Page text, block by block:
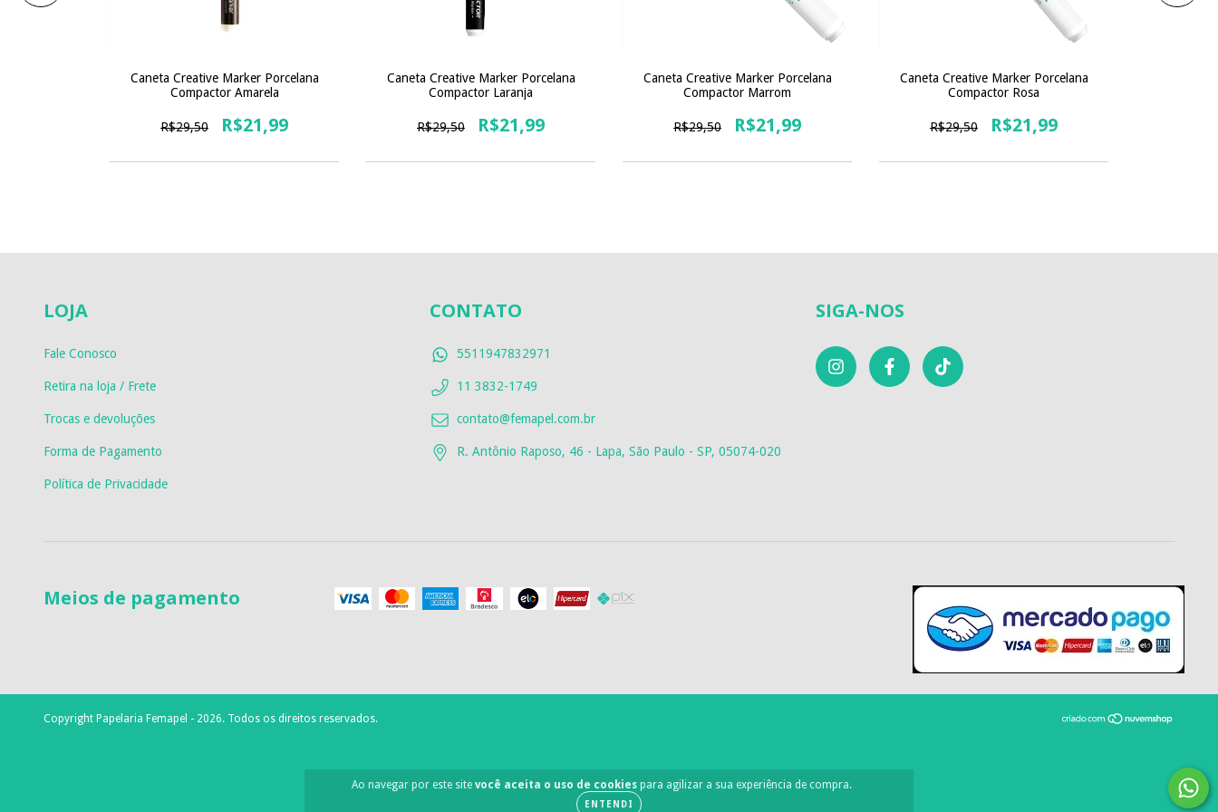
Ao navegar por este site você aceita o uso de cookies para agilizar a sua experiência de compra.
ENTENDI
Caneta Creative Marker Porcelana
Compactor Amarela
R$29,50 R$21,99
Caneta Creative Marker Porcelana
Compactor Laranja
R$29,50 R$21,99
Caneta Creative Marker Porcelana
Compactor Marrom
R$29,50 R$21,99
Caneta Creative Marker Porcelana
Compactor Rosa
R$29,50 R$21,99
LOJA
Fale Conosco
Retira na loja / Frete
Trocas e devoluções
Forma de Pagamento
Política de Privacidade
CONTATO
5511947832971
11 3832-1749
contato@femapel.com.br
R. Antônio Raposo, 46 - Lapa, São Paulo - SP, 05074-020
SIGA-NOS
Meios de pagamento
Copyright Papelaria Femapel - 2026. Todos os direitos reservados.